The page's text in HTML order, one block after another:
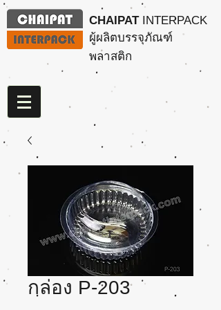
CHAIPATINTERPACK
ผู้ผลิตบรรจุภัณฑ์
พลาสติก
กล่อง P-203